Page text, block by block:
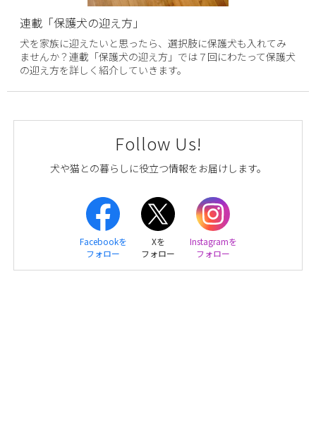
連載「保護犬の迎え方」
犬を家族に迎えたいと思ったら、選択肢に保護犬も入れてみ
ませんか？連載「保護犬の迎え方」では７回にわたって保護犬
の迎え方を詳しく紹介していきます。
Follow Us!
犬や猫との暮らしに役立つ情報をお届けします。
Facebookを
フォロー
Xを
フォロー
Instagramを
フォロー